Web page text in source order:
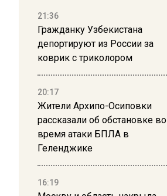
21:36
Гражданку Узбекистана
депортируют из России за
коврик с триколором
20:17
Жители Архипо-Осиповки
рассказали об обстановке во
время атаки БПЛА в
Геленджике
16:19